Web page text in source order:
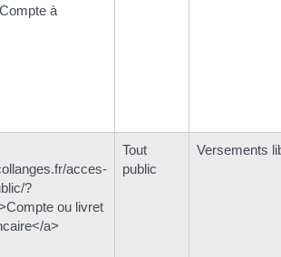
à
acces-
?
ou livret
a>
Tout
public
Versements